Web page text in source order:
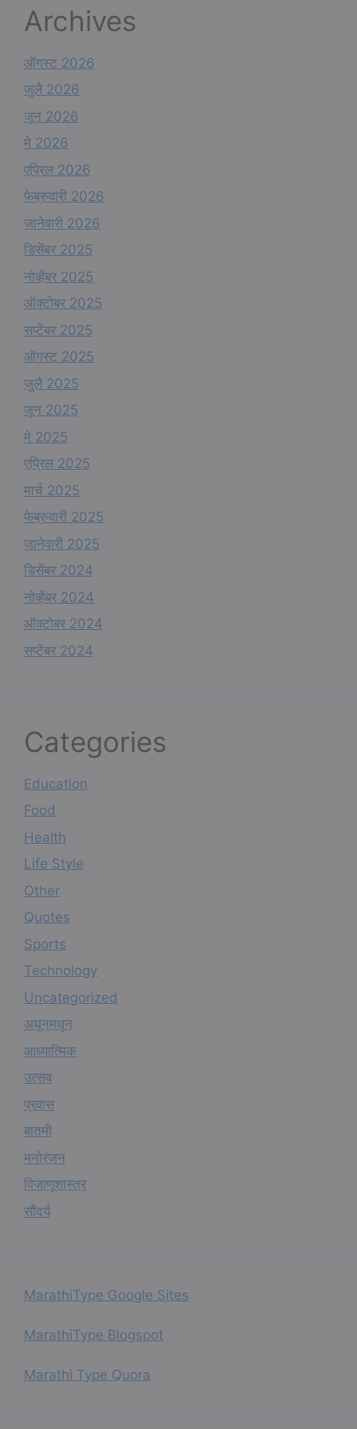
Archives
ऑगस्ट 2026
जुलै 2026
जून 2026
मे 2026
एप्रिल 2026
फेब्रुवारी 2026
जानेवारी 2026
डिसेंबर 2025
नोव्हेंबर 2025
ऑक्टोबर 2025
सप्टेंबर 2025
ऑगस्ट 2025
जुलै 2025
जून 2025
मे 2025
एप्रिल 2025
मार्च 2025
फेब्रुवारी 2025
जानेवारी 2025
डिसेंबर 2024
नोव्हेंबर 2024
ऑक्टोबर 2024
सप्टेंबर 2024
Categories
Education
Food
Health
Life Style
Other
Quotes
Sports
Technology
Uncategorized
अधूनमधून
आध्यात्मिक
उत्सव
प्रवास
बातमी
मनोरंजन
विजाणूशास्त्र
सौंदर्य
MarathiType Google Sites
MarathiType Blogspot
Marathi Type Quora